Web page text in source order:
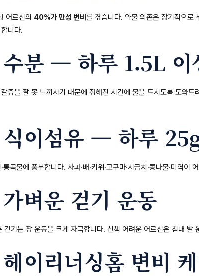
어르신의 40%가 만성 변비 를 겪습니다. 약물 의존은 장기적으로
니다.
수분 — 하루 1.5L 이
증을 잘 못 느끼시기 때문에 정해진 시간에 물을 드시도록 도와
식이섬유 — 하루
·통곡물에 풍부합니다. 사과·배·키위·고구마·시금치·콩나물·미역이
가벼운 걷기 운동
걷기는 장 운동을 크게 자극합니다. 산책 어려운 어르신은 침대 발
헤이리너싱홈 변비